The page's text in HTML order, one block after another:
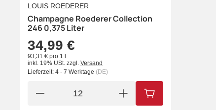
LOUIS ROEDERER
Champagne Roederer Collection
246 0,375 Liter
34,99 €
93,31 € pro 1 l
inkl. 19% USt. zzgl. Versand
Lieferzeit: 4 - 7 Werktage (DE)
IN DEN WARENKORB